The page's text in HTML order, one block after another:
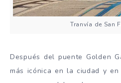
Tranvía de San
Después del puente Golden
más icónica en la ciudad y